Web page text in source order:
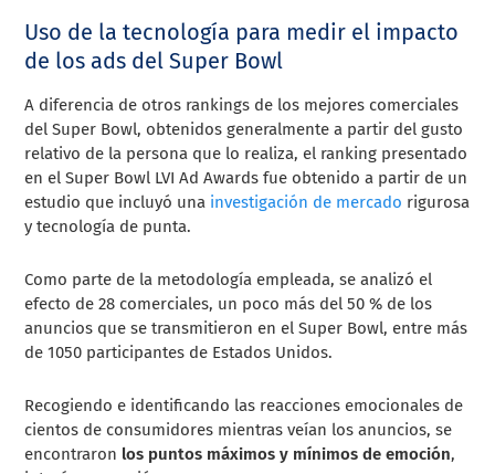
Uso de la tecnología para medir el impacto
de los ads del Super Bowl
A diferencia de otros rankings de los mejores comerciales
del Super Bowl, obtenidos generalmente a partir del gusto
relativo de la persona que lo realiza, el ranking presentado
en el Super Bowl LVI Ad Awards fue obtenido a partir de un
estudio que incluyó una investigación de mercado rigurosa
y tecnología de punta.
Como parte de la metodología empleada, se analizó el
efecto de 28 comerciales, un poco más del 50 % de los
anuncios que se transmitieron en el Super Bowl, entre más
de 1050 participantes de Estados Unidos.
Recogiendo e identificando las reacciones emocionales de
cientos de consumidores mientras veían los anuncios, se
encontraron los puntos máximos y mínimos de emoción,